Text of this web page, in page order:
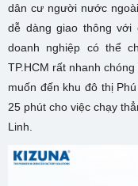
dân cư người nước
dễ dàng giao thông với
doanh nghiệp có thể
TP.HCM rất nhanh
muốn đến khu đô thị
25 phút cho việc chạy
Linh.